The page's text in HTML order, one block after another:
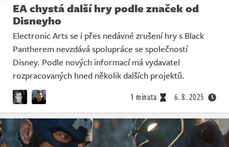
EA chystá další hry podle značek od
Disneyho
Electronic Arts se i přes nedávné zrušení hry s Black
Pantherem nevzdává spolupráce se společností
Disney. Podle nových informací má vydavatel
rozpracovaných hned několik dalších projektů.
1 minuta 6. 8. 2025